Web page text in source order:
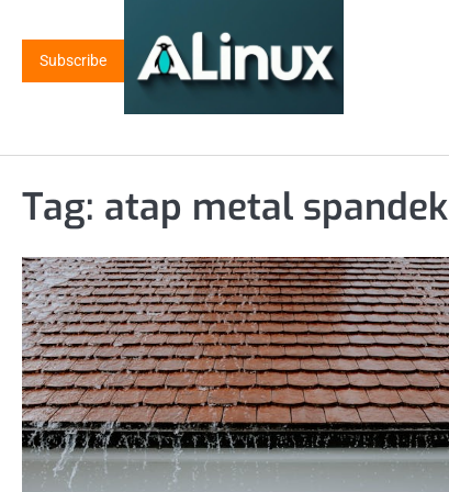
contentSubscribe
Tag: atap metal spandek